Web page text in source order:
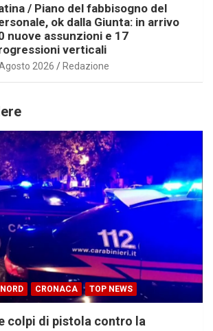
/ Piano del fabbisogno del
ok dalla Giunta: in arrivo
nuove assunzioni e 17
verticali
2026 Redazione
CRONACA TOP NEWS
colpi di pistola contro la